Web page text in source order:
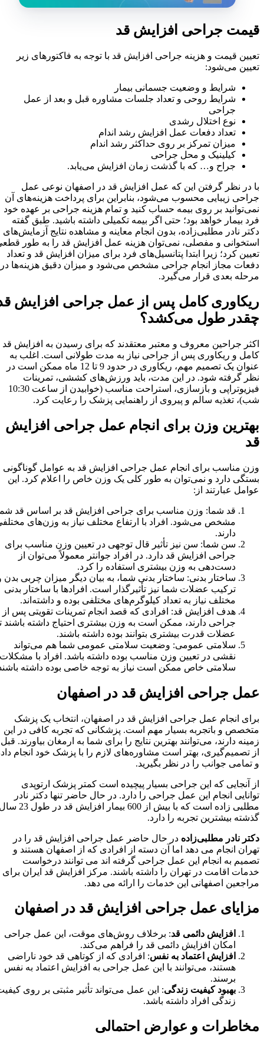
قیمت جراحی افزایش قد
تعیین قیمت و هزینه جراحی افزایش قد با توجه به فاکتور‌های زیر
تعیین می‌شود:
شرایط و وضعیت جسمانی بیمار
شرایط روحی و تعداد جلسات مشاوره قبل و بعد از عمل
جراحی
نوع اختلال رشدی
تعداد دفعات عمل افزایش رشد اندام
میزان تمرکز بر روی حداکثر رشد اندام
کیلینیک و محل جراحی
جراح و… که با گذشت زمان افزایش می‌یابد.
با در نظر گرفتن این که عمل افزایش قد در اصفهان نوعی عمل
جراحی زیبایی محسوب می‌شود، بنابراین برای پرداخت هزینه‌های آن
نمی‌توانید بر روی بیمه حساب کنید و تمام هزینه جراحی بر عهده خود
فرد بیمار خواهد بود؛ حتی اگر بیمه تکمیلی داشته باشید. طبق گفته
دکتر نادر مطلبی‌زاده، بدون انجام معاینه و مشاهده نتایج آزمایش‌های
استخوانی و مفصلی، نمی‌توان هزینه عمل افزایش قد را به طور قطعی
تعیین کرد؛ زیرا ابتدا پتانسیل‌های فرد برای میزان افزایش قد و تعداد
دفعات مجاز انجام جراحی مشخص می‌شود و میزان دقیق هزینه‌ها در
مرحله بعدی قرار می‌گیرد.
ریکاوری کامل پس از عمل جراحی افزایش قد
چقدر طول می‌کشد؟
اکثر جراحین معروف و معتبر معتقدند که برای رسیدن به افزایش قد
کامل و ریکاوری پس از جراحی نیاز به مدت طولانی است. اغلب به
عنوان یک تصمیم مهم، ریکاوری در حدود 9 تا 12 ماه ممکن است در
نظر گرفته شود. در این مدت، باید ورزش‌های کششی، تمرینات
فیزیوتراپی و بازسازی، استراحت مناسب (خوابیدن از ساعت 10:30
شب)، تغذیه سالم و پیروی از راهنمایی پزشک را رعایت کرد.
بهترین وزن برای انجام عمل جراحی افزایش
قد
وزن مناسب برای انجام عمل جراحی افزایش قد به عوامل گوناگونی
بستگی دارد و نمی‌توان به طور کلی یک وزن خاص را اعلام کرد. این
عوامل عبارتند از:
قد شما: وزن مناسب برای جراحی افزایش قد بر اساس قد شما
مشخص می‌شود. افراد با ارتفاع مختلف نیاز به وزن‌های مختلفی
دارند.
سن شما: سن نیز تأثیر قال توجهی در تعیین وزن مناسب برای
جراحی افزایش قد دارد. در افراد جوانتر معمولاً می‌توان از
دست‌دهی به وزن بیشتری استفاده را کرد.
ساختار بدنی: ساختار بدنی شما، به بیان دیگر میزان چربی بدن و
ترکیب عضلات شما نیز تأثیرگذار است. افرادها با ساختار بدنی
مختلف نیاز به تعداد کیلوگرم‌های مختلفی بوده و داشته‌اند.
هدف افزایش قد: افرادی که قصد انجام تمرینات تقویتی پس از
جراحی دارند، ممکن است به وزن بیشتری احتیاج داشته باشند تا
عضلات قدرت بیشتری بتوانند بوده داشته باشند.
سلامتی عمومی: وضعیت سلامتی عمومی شما هم می‌تواند
نقشی در تعیین وزن مناسب بوده داشته باشد. افراد با مشکلات
سلامتی خاص ممکن است نیاز به توجه خاصی بوده داشته باشند.
عمل جراحی افزایش قد در اصفهان
برای انجام عمل جراحی افزایش قد در اصفهان، انتخاب یک پزشک
متخصص و باتجربه بسیار مهم است. پزشکانی که تجربه کافی در این
زمینه دارند، می‌توانند بهترین نتایج را برای شما به ارمغان بیاورند. قبل
از تصمیم‌گیری، بهتر است مشاوره‌های لازم را با پزشک خود انجام داده
و تمامی جوانب را در نظر بگیرید.
از آنجایی که این جراحی بسیار پیچیده است کمتر پزشک ارتوپدی
توانایی انجام این عمل جراحی را دارد. در حال حاضر تنها دکتر نادر
مطلبی زاده است که با بیش از 600 بیمار افزایش قد در طول 23 سال
گذشته بیشترین تجربه را دارد.
دکتر نادر مطلبی‌زادهدر حال حاضر عمل جراحی افزایش قد را در
تهران انجام می دهد اما آن دسته از افرادی که از اصفهان هستند و
تصمیم به انجام این عمل جراحی گرفته اند می توانند درخواست
خدمات اقامت در تهران را داشته باشند. مرکز افزایش قد ایران برای
مراجعین اصفهانی این خدمات را ارائه می دهد.
مزایای عمل جراحی افزایش قد در اصفهان
افزایش دائمی قد: برخلاف روش‌های موقت، این عمل جراحی
امکان افزایش دائمی قد را فراهم می‌کند.
افزایش اعتماد به نفس : افرادی که از کوتاهی قد خود ناراضی
هستند، می‌توانند با این عمل جراحی به افزایش اعتماد به نفس
برسند.
بهبود کیفیت زندگی : این عمل می‌تواند تأثیر مثبتی بر روی کیفیت
زندگی افراد داشته باشد.
مخاطرات و عوارض احتمالی